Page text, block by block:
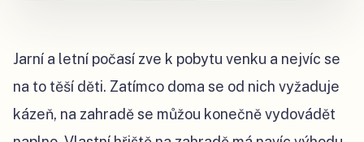
Jarní a letní počasí zve k pobytu venku a nejvíc se
na to těší děti. Zatímco doma se od nich vyžaduje
kázeň, na zahradě se můžou konečně vydovádět